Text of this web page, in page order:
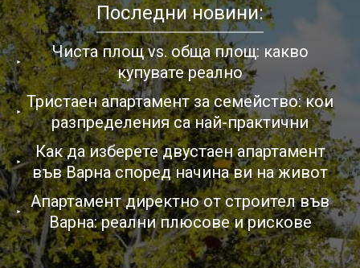
Последни новини:
Чиста площ vs. обща площ: какво
купувате реално
Тристаен апартамент за семейство: кои
разпределения са най-практични
Как да изберете двустаен апартамент
във Варна според начина ви на живот
Апартамент директно от строител във
Варна: реални плюсове и рискове